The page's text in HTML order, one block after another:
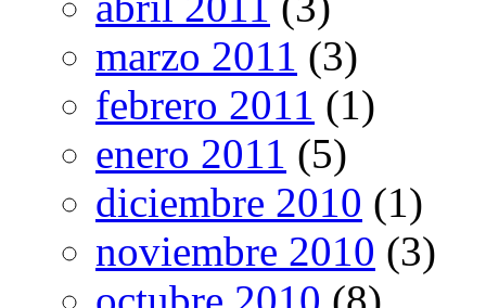
marzo 2011 (3)
febrero 2011 (1)
enero 2011 (5)
diciembre 2010 (1)
noviembre 2010 (3)